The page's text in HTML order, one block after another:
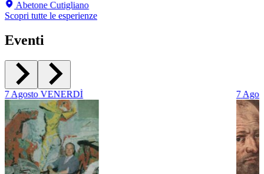
Abetone Cutigliano
Scopri tutte le esperienze
Eventi
7Agosto VENERDÌ 7